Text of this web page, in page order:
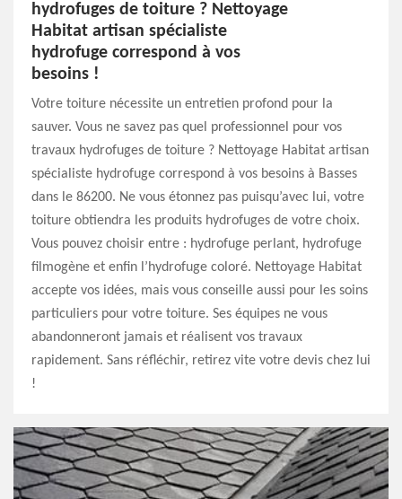
hydrofuges de toiture ? Nettoyage
Habitat artisan spécialiste
hydrofuge correspond à vos
besoins !
Votre toiture nécessite un entretien profond pour la
sauver. Vous ne savez pas quel professionnel pour vos
travaux hydrofuges de toiture ? Nettoyage Habitat artisan
spécialiste hydrofuge correspond à vos besoins à Basses
dans le 86200. Ne vous étonnez pas puisqu’avec lui, votre
toiture obtiendra les produits hydrofuges de votre choix.
Vous pouvez choisir entre : hydrofuge perlant, hydrofuge
filmogène et enfin l’hydrofuge coloré. Nettoyage Habitat
accepte vos idées, mais vous conseille aussi pour les soins
particuliers pour votre toiture. Ses équipes ne vous
abandonneront jamais et réalisent vos travaux
rapidement. Sans réfléchir, retirez vite votre devis chez lui
!